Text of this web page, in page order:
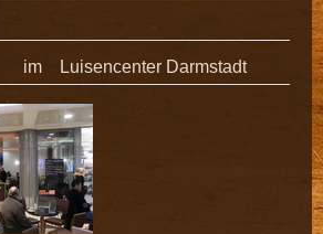
Luisencenter Darmstadt